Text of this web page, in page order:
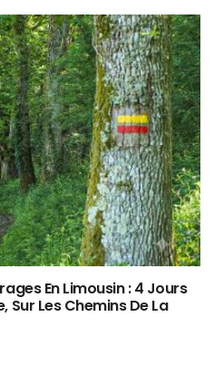
En Limousin : 4 Jours
Sur Les Chemins De La